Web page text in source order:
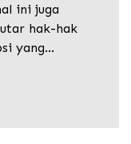
ini juga
hak-hak
yang…